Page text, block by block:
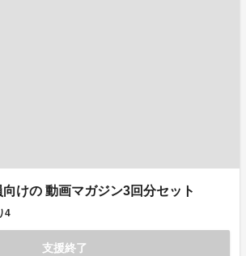
けの 動画マガジン3回分セット
4
支援終了